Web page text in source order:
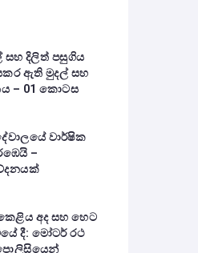
සහ දිලිත් පසුගිය
ඇති මුදල් සහ
– 01 කොටස
වාර්ෂික
–
අද සහ හෙට
දී: මෝටර් රථ